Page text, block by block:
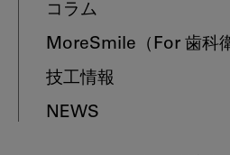
コラム
MoreSmile （For 歯科
技工情報
NEWS